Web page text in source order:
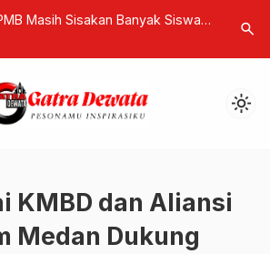
Headed Sibia, Burung
Fotografer
Gung
Fokus
search
light_mode
KMBD dan Aliansi
Medan Dukung